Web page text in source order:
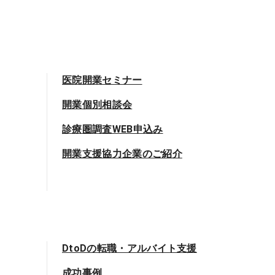
医院開業セミナー
開業個別相談会
診療圏調査WEB申込み
開業支援協力企業のご紹介
DtoDの転職・アルバイト支援